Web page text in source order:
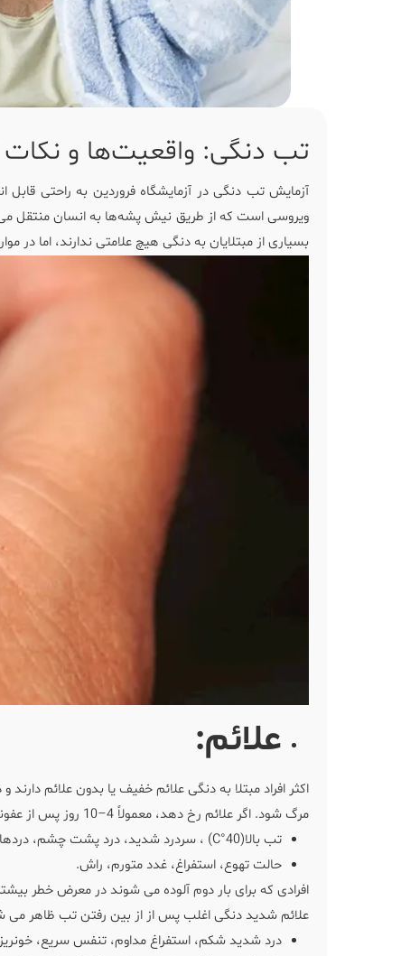
تب دنگی: واقعیت‌ها و
آزمایش تب دنگی در آزمایشگاه فروردین به راحتی
ویروسی است که از طریق نیش پشه‌ها به انسان منتقل
بسیاری از مبتلایان به دنگی هیچ علامتی ندارند، اما در
علائم:
مرگ شود. اگر علائم رخ دهد، معمولاً 4–10 روز پس از عفونت شروع می شود و 2–7 روز طول می کشد. علائم ممکن است شامل موارد زیر باشد:
تب بالا(40°C) ، سردرد شدید، درد پشت چشم، دردهای عضلانی و مفصلی.
حالت تهوع، استفراغ، غدد متورم، راش.
افرادی که برای بار دوم آلوده می شوند در معرض خطر
علائم شدید دنگی اغلب پس از از بین رفتن تب ظاهر می
درد شدید شکم، استفراغ مداوم، تنفس سریع،